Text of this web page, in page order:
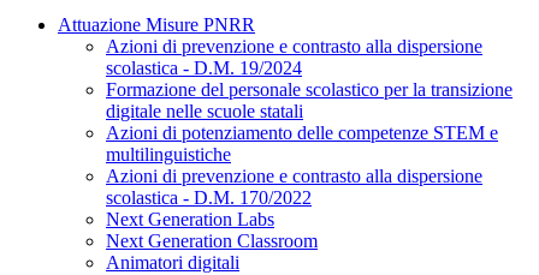
Attuazione Misure PNRR
Azioni di prevenzione e contrasto alla dispersione
scolastica - D.M. 19/2024
Formazione del personale scolastico per la transizione
digitale nelle scuole statali
Azioni di potenziamento delle competenze STEM e
multilinguistiche
Azioni di prevenzione e contrasto alla dispersione
scolastica - D.M. 170/2022
Next Generation Labs
Next Generation Classroom
Animatori digitali